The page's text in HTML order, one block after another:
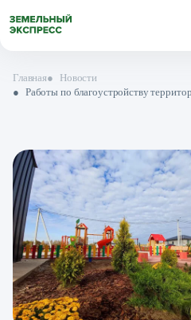
Главная●
Новости
● Работы по благоустройству